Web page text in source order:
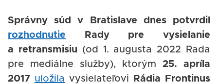
Správny súd v Bratislave dnes potvrdil
rozhodnutie Rady pre vysielanie
a retransmisiu (od 1. augusta 2022 Rada
pre mediálne služby), ktorým 25. apríla
2017 uložila vysielateľovi
Rádia Frontinus